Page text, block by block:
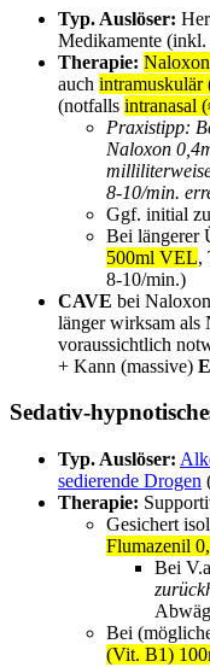
Typ. Auslöser:
Medikamente (inkl.
Therapie:
auch intramuskulär
(notfalls intranasal
Praxistipp:
Naloxon
8-10/min.
Ggf. initial
Bei längerer
500ml VEL,
8-10/min.)
CAVE bei
länger wirksam
voraussichtlich
+ Kann (massive)
Sedativ-
Typ. Auslöser:
sedierende Drogen
Therapie:
Gesichert
Flumazenil
Bei
Bei
(Vit. B1)